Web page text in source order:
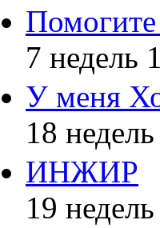
Помогите
7 недель
У меня
18
ИНЖИР
19